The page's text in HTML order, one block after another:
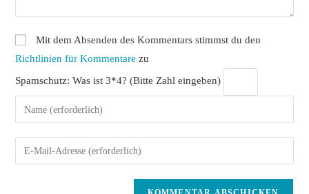
Mit dem Absenden des Kommentars stimmst du den
Richtlinien für Kommentare zu
Spamschutz: Was ist 3*4? (Bitte Zahl eingeben)
Gib
deinen
Namen
oder
Gib
deine